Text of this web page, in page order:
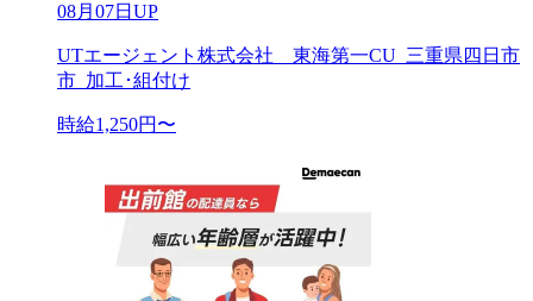
08月07日UP
UTエージェント株式会社 東海第一CU_三重県四日市
市_加工･組付け
時給1,250円〜